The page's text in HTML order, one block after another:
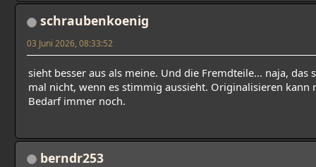
schraubenkoenig
03 Juni 2026, 08:33:52
sieht besser aus als meine. Und die Fremdteile... naja, das
mal nicht, wenn es stimmig aussieht. Originalisieren kann
Bedarf immer noch.
berndr253